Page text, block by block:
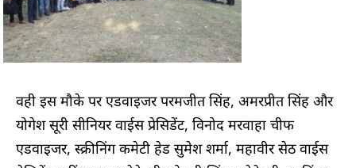
वही इस मौके पर एडवाइजर परमजीत सिंह, अमरप्रीत सिंह और
योगेश सूरी सीनियर वाईस प्रेसिडेंट, विनोद मरवाहा चीफ
एडवाइजर, स्क्रीनिंग कमेटी हेड सुमेश शर्मा, महावीर सेठ वाईस